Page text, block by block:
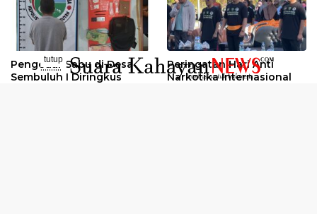
Pengedar Sabu di Desa
Sembuluh I Diringkus
Peringatan Hari Anti
Narkotika Internasional
tutup
..........